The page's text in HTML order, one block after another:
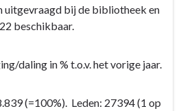
uitgevraagd bij de bibliotheek en
beschikbaar.
daling in % t.o.v. het vorige jaar.
(=100%). Leden: 27394 (1 op